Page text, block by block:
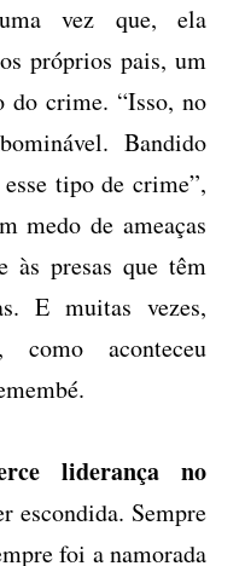
vez que, ela
próprios pais, um
do crime. “Isso, no
Bandido
tipo de crime”,
medo de ameaças
às presas que têm
E muitas vezes,
como aconteceu
liderança no
escondida. Sempre
foi a namorada